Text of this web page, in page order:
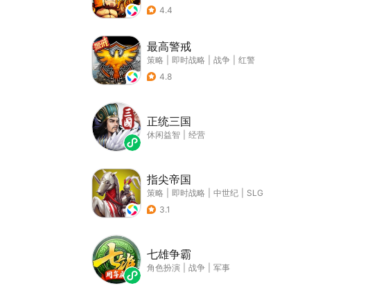
4.4
最高警戒
策略 即时战略 战争
红警
4.8
正统三国
休闲益智 经营
指尖帝国
策略 即时战略 中世纪
SLG
3.1
七雄争霸
角色扮演 战争 军事